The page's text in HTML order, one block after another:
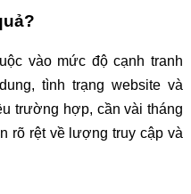
vào mức độ cạnh tranh
tình trạng website và
trường hợp, cần vài tháng
rõ rệt về lượng truy cập và